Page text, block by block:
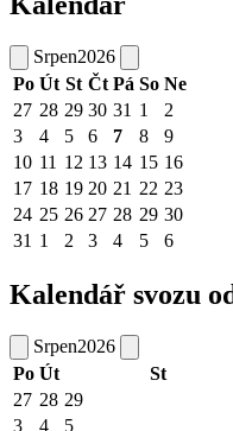
Srpen2026
Po Út St Čt Pá So Ne
27 28 29 30 31 1
2
3
4 5 6 7 8
9
10 11 12 13 14 15 16
17 18 19 20 21 22 23
24 25 26 27 28 29 30
31 1 2 3 4 5 6
Kalendář svozu
Srpen2026
Po Út St
27 28 29
3
4 5